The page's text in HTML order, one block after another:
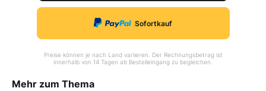
Sofortkauf
Preise können je nach Land variieren. Der Rechnungsbetrag ist
innerhalb von 14 Tagen ab Bestelleingang zu begleichen.
Mehr zum Thema